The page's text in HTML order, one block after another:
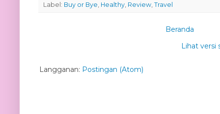
Label: Buy or Bye Healthy Review Travel
Beranda
Lihat versi
Langganan: Postingan (Atom)